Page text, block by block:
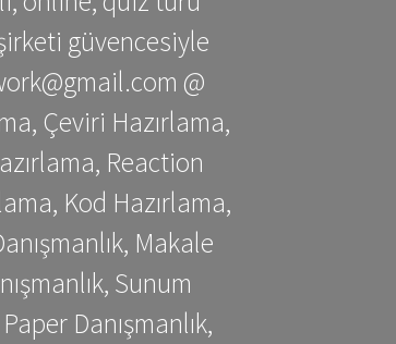
güvencesiyle
@
Çeviri Hazırlama,
Reaction
Kod Hazırlama,
Makale
Sunum
Danışmanlık,